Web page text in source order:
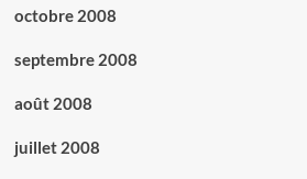
octobre 2008
septembre 2008
août 2008
juillet 2008